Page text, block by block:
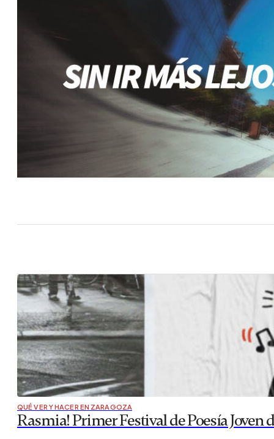
QUÉ VER Y HACER EN ZARAGOZA
Rasmia! Primer Festival de Poesía Joven